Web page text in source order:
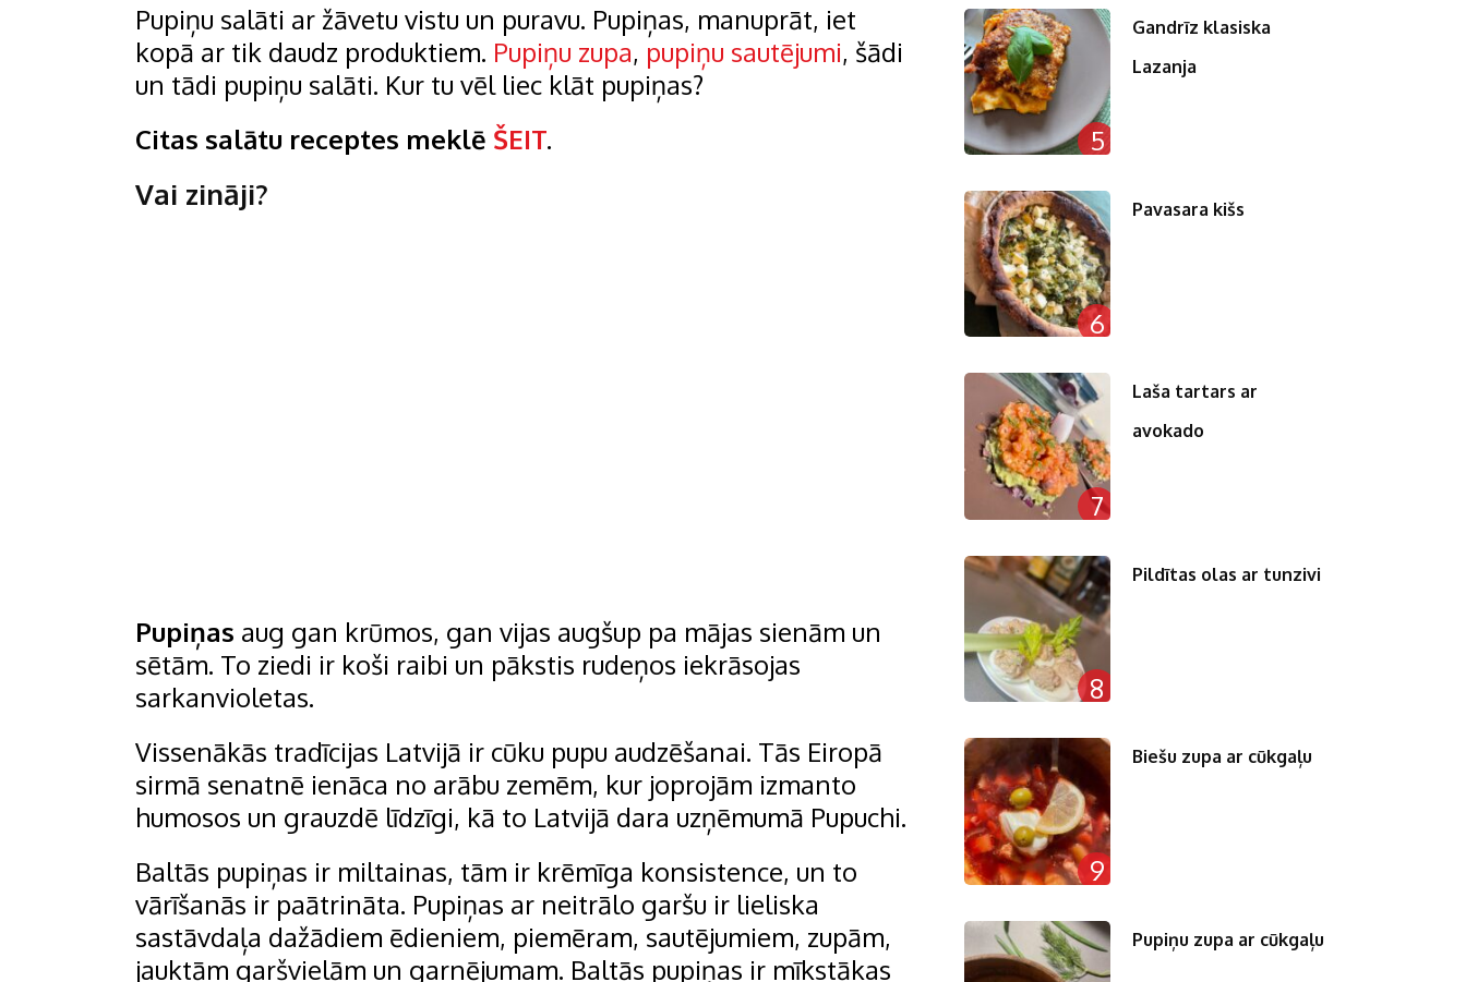
Pupiņu salāti ar žāvetu vistu un puravu. Pupiņas, manuprāt, iet
kopā ar tik daudz produktiem. Pupiņu zupa, pupiņu sautējumi, šādi
un tādi pupiņu salāti. Kur tu vēl liec klāt pupiņas?
Citas salātu receptes meklē ŠEIT.
Vai zināji?
Pupiņas aug gan krūmos, gan vijas augšup pa mājas sienām un
sētām. To ziedi ir koši raibi un pākstis rudeņos iekrāsojas
sarkanvioletas.
Vissenākās tradīcijas Latvijā ir cūku pupu audzēšanai. Tās Eiropā
sirmā senatnē ienāca no arābu zemēm, kur joprojām izmanto
humosos un grauzdē līdzīgi, kā to Latvijā dara uzņēmumā Pupuchi.
Baltās pupiņas ir miltainas, tām ir krēmīga konsistence, un to
vārīšanās ir paātrināta. Pupiņas ar neitrālo garšu ir lieliska
sastāvdaļa dažādiem ēdieniem, piemēram, sautējumiem, zupām,
jauktām garšvielām un garnējumam. Baltās pupiņas ir mīkstākas
5
Gandrīz klasiska
Lazanja
6
Pavasara kišs
7
Laša tartars ar
avokado
8
Pildītas olas ar tunzivi
9
Biešu zupa ar cūkgaļu
Pupiņu zupa ar cūkgaļu